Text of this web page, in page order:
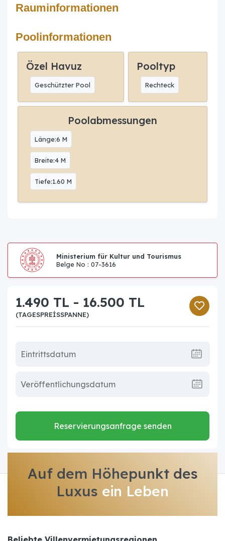
Rauminformationen
Poolinformationen
Özel Havuz
Geschützter Pool
Pooltyp
Rechteck
Poolabmessungen
Länge:6 M
Breite:4 M
Tiefe:1.60 M
Ministerium für Kultur und Tourismus
Belge No : 07-3616
1.490 TL - 16.500 TL
(TAGESPREISSPANNE)
Reservierungsanfrage senden
Auf dem Höhepunkt des
Luxus ein Leben